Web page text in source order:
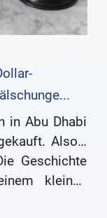
in Abu Dhabi
Also…
Geschichte
kleinen